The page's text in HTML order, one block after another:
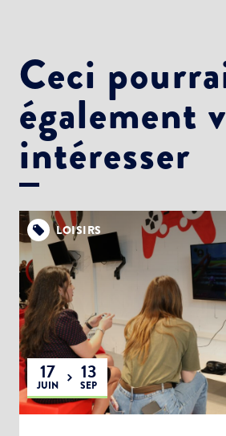
Ceci
également
intéresser
LOISIRS
17
JUIN
13
SEP